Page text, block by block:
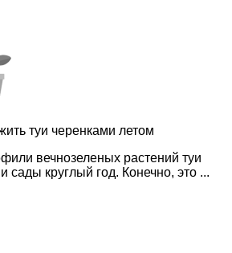
туи черенками летом
вечнозеленых растений туи
сады круглый год. Конечно, это ...